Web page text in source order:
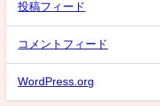
投稿フィード
コメントフィード
WordPress.org